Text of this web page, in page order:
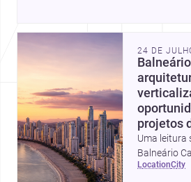
24 DE
projetos
Uma leitura
Balneário
Catarina,
location city